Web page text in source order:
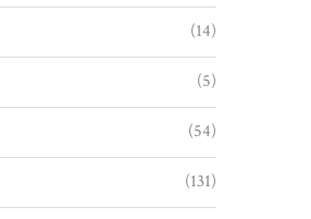
(14)
(5)
(54)
(131)